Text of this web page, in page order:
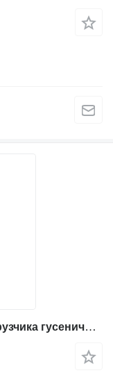
Металлическая гусеница для погрузчика гусеничного Caterpillar 973 LGP